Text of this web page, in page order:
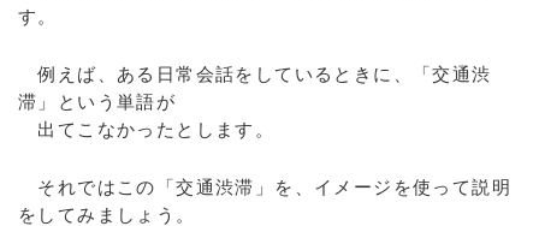
す。
例えば、ある日常会話をしているときに、「交通渋
滞」という単語が
出てこなかったとします。
それではこの「交通渋滞」を、イメージを使って説明
をしてみましょう。